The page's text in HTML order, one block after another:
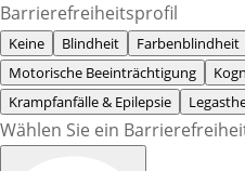
Barrierefreiheitsprofil
Keine Blindheit Farbenblindheit
Motorische Beeinträchtigung
Krampfanfälle & Epilepsie
Wählen Sie ein